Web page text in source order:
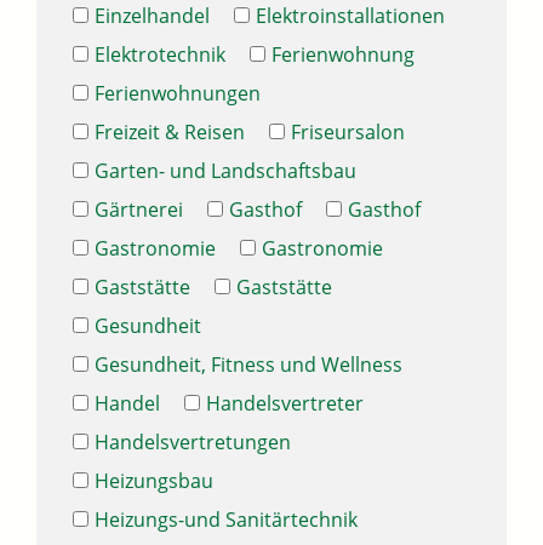
Einzelhandel
Elektroinstallationen
Elektrotechnik
Ferienwohnung
Ferienwohnungen
Freizeit & Reisen
Friseursalon
Garten- und Landschaftsbau
Gärtnerei
Gasthof
Gasthof
Gastronomie
Gastronomie
Gaststätte
Gaststätte
Gesundheit
Gesundheit, Fitness und Wellness
Handel
Handelsvertreter
Handelsvertretungen
Heizungsbau
Heizungs-und Sanitärtechnik